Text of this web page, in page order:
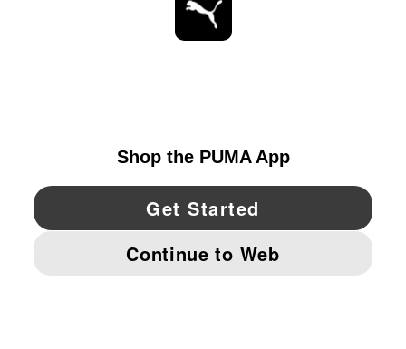
YouTube Twitter Pinterest
IMPRINT AND LEGAL DATA